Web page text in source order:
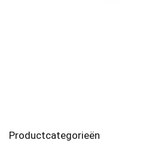
Productcategorieën